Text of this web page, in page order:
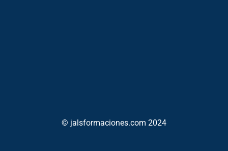
© jalsformaciones.com 2024